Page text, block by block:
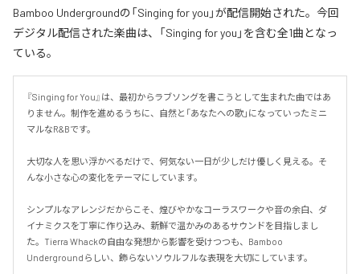
Bamboo Undergroundの「Singing for you」が配信開始された。今回
デジタル配信された楽曲は、「Singing for you」を含む全1曲となっ
ている。
『Singing for You』は、最初からラブソングを書こうとして生まれた曲ではあ
りません。制作を進めるうちに、自然と「あなたへの歌」になっていったミニ
マルなR&Bです。
大切な人を思い浮かべるだけで、何気ない一日が少しだけ優しく見える。そ
んな小さな心の変化をテーマにしています。
シンプルなアレンジだからこそ、煌びやかなコーラスワークや音の余白、ダ
イナミクスを丁寧に作り込み、新鮮で温かみのあるサウンドを目指しまし
た。Tierra Whackの自由な発想から影響を受けつつも、Bamboo
Undergroundらしい、飾らないソウルフルな表現を大切にしています。